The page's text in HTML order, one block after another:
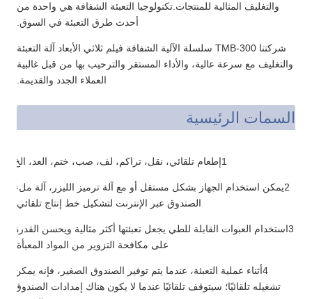
والتغليف المثالية للمنتجات.تكنولوجيا التعبئة الشفافة هي واحدة من
أحدث طرق التعبئة في السوق.
شركتنا TMB-300 سلسلة الآلية الشفافة فيلم ثلاثي الأبعاد آلة التعبئة
والتغليف مع سرعة عالية، والأداء المستقر والترحيب بها من قبل غالبية
العملاء الجدد والقديمة.
السمات الرئيسية
1إطعام تلقائي، نقل، تراكم، لف، صب، ختم، العد، الخ
2يمكن استخدام الجهاز بشكل مستقل أو مع آلة ترميز الليزر، آلة ملء
الصندوق عبر الإنترنت لتشكيل خط إنتاج تلقائي.
3استخدام العبوات القابلة للطي يجعل تعبئتها أكثر مثالية ويحسن القدرة
على مكافحة التزوير من المواد المعبأة.
4أثناء عملية التعبئة، عندما يتم توفير الصندوق الصغير، فإنه يمكن
تشغيله تلقائيًا؛ سيتوقف تلقائيًا عندما لا يكون هناك إمدادات الصندوق